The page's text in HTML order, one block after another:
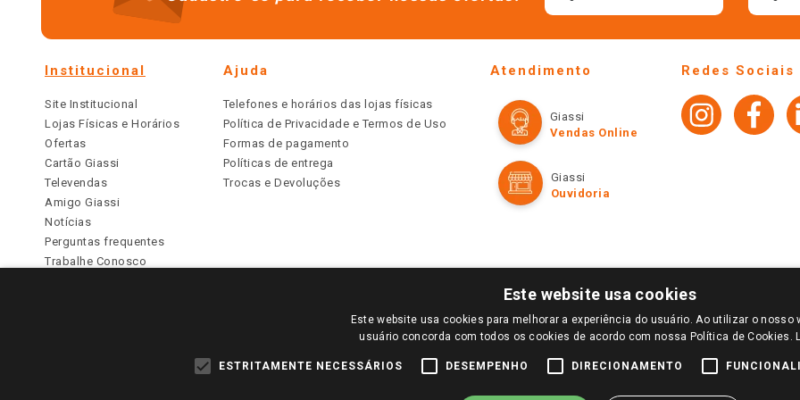
Institucional
Site Institucional
Lojas Físicas e Horários
Ofertas
Cartão Giassi
Televendas
Amigo Giassi
Notícias
Perguntas frequentes
Trabalhe Conosco
Ajuda
Telefones e horários das lojas físicas
Política de Privacidade e Termos de Uso
Formas de pagamento
Políticas de entrega
Trocas e Devoluções
Atendimento
Giassi
Vendas Online
Giassi
Ouvidoria
Redes Sociais
PARA VER OS PREÇOS DA SUA REGIÃO, FAÇA LOGIN E SELECIONE A LOJA DE SUA PREFERÊNCIA. SOMENTE APÓS O LOGIN, OS PREÇOS
TODOS OS PREÇOS E CONDIÇÕES COMERCIAIS DESTE SITE SÃO VÁLIDOS APENAS PARA COMPRAS REALIZADAS NO GIASSI.COM.BR E NA LOJA
DE BUSCAS.
Este website usa cookies
Este website usa cookies para melhorar a experiência do usuário. Ao utilizar o nosso
usuário concorda com todos os cookies de acordo com nossa Política de Cookies.
ESTRITAMENTE NECESSÁRIOS DESEMPENHO DIRECIONAMENTO